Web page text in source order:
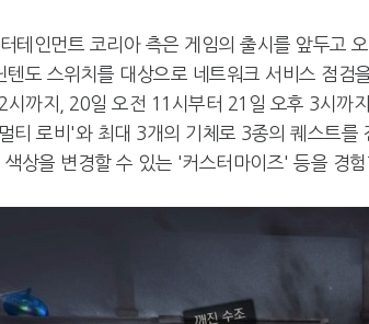
테인먼트 코리아 측은 게임의 출시를 앞두고
텐도 스위치를 대상으로 네트워크 서비스 점검
시까지, 20일 오전 11시부터 21일 오후 3시까
티 로비'와 최대 3개의 기체로 3종의 퀘스트
상을 변경할 수 있는 '커스터마이즈' 등을 경험